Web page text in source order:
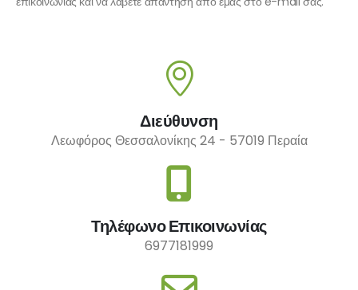
Διεύθυνση
Λεωφόρος Θεσσαλονίκης 24 - 57019 Περαία
Τηλέφωνο Επικοινωνίας
6977181999